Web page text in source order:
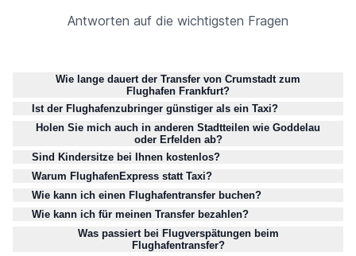
Antworten auf die wichtigsten Fragen
Wie lange dauert der Transfer von Crumstadt zum
Flughafen Frankfurt?
Ist der Flughafenzubringer günstiger als ein Taxi?
Holen Sie mich auch in anderen Stadtteilen wie Goddelau
oder Erfelden ab?
Sind Kindersitze bei Ihnen kostenlos?
Warum FlughafenExpress statt Taxi?
Wie kann ich einen Flughafentransfer buchen?
Wie kann ich für meinen Transfer bezahlen?
Was passiert bei Flugverspätungen beim
Flughafentransfer?